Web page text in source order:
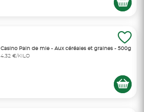
Casino Pain de mie - Aux céréales et graines - 500g
4,32 €/KILO